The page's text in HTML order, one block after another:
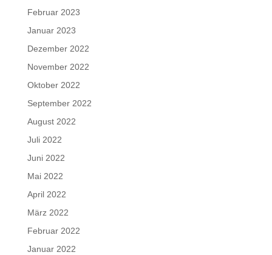
Februar 2023
Januar 2023
Dezember 2022
November 2022
Oktober 2022
September 2022
August 2022
Juli 2022
Juni 2022
Mai 2022
April 2022
März 2022
Februar 2022
Januar 2022